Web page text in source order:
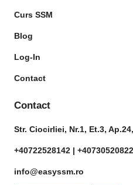
Curs SSM
Blog
Log-In
Contact
Contact
Str. Ciocirliei, Nr.1, Et.3,
+40722528142 | +40730520822
info@easyssm.ro